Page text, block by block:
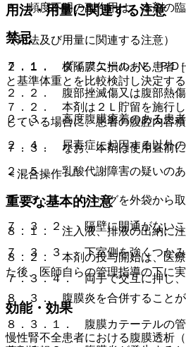
＊：頻度不明の副作用は、本剤の
禁忌
２．１． 横隔膜欠損のある患者
２．２． 腹部挫滅傷又は腹部熱
２．３． 高度腹膜癒着のある患者
２．４． 尿毒症に起因する以外
２．５． 乳酸代謝障害の疑いの
重要な基本的注意
８．１． 注入液、排液の出納に
８．２． 本剤の投与開始は、医
た後、医師自らの管理指導の下に
８．３． 腹膜炎を合併することが
８．３．１． 腹膜カテーテルの管
用法・用量に関連する注意
（用法及び用量に関連する注意）
７．１． ダイアニール−Ｎ ＰＤ−
と基準体重とを比較検討し決定す
７．２． 本剤は２Ｌ貯留を施行
じている場合に、患者の腹腔内容
７．３． なお、本剤は使用直前
＜混合操作＞
７．３．１． バッグを外袋から取
７．３．２． 隔壁に開通がないこ
７．３．３． 下室側を強くつか
７．３．４． 両手で交互に押し、
効能・効果
慢性腎不全患者における腹膜透析